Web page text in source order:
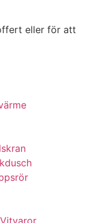
eller för att